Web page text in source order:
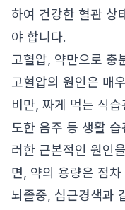
하여 건강한 혈관 상
야 합니다.
고혈압, 약만으로 충
고혈압의 원인은 매
비만, 짜게 먹는 식
도한 음주 등 생활 습
러한 근본적인 원인
면, 약의 용량은 점
뇌졸중, 심근경색과